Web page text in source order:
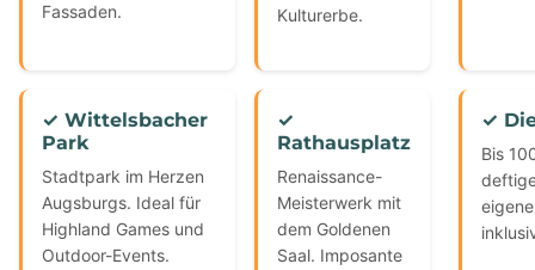
Fassaden.
Kulturerbe.
✓ Wittelsbacher
Park
Stadtpark im Herzen
Augsburgs. Ideal für
Highland Games und
Outdoor-Events.
✓
Rathausplatz
Renaissance-
Meisterwerk mit
dem Goldenen
Saal. Imposante
✓
Bis